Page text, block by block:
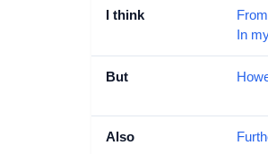
I think
In
But
Also